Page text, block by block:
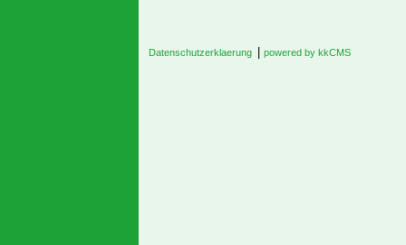
Datenschutzerklaerung powered by kkCMS